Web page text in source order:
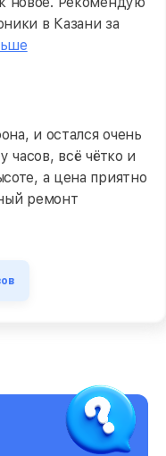
в Казани за
и остался очень
часов, всё чётко и
а цена приятно
ремонт